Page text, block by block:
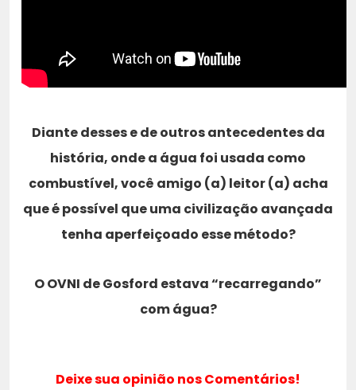
Diante desses e de outros antecedentes da
história, onde a água foi usada como
combustível, você amigo (a) leitor (a) acha
que é possível que uma civilização avançada
tenha aperfeiçoado esse método?
O OVNI de Gosford estava “recarregando”
com água?
Deixe sua opinião nos Comentários!